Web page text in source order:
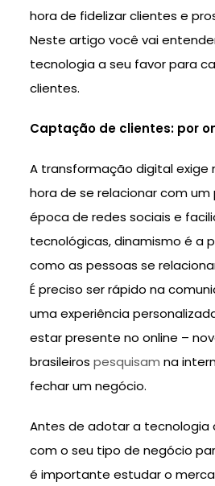
hora de fidelizar clientes e
Neste artigo você vai
tecnologia a seu favor para
clientes.
Captação de clientes: por
A transformação digital exige
hora de se relacionar com um
época de redes sociais e
tecnológicas, dinamismo é a
como as pessoas se
É preciso ser rápido na
uma experiência
estar presente no online –
brasileirospesquisam na
fechar um negócio.
Antes de adotar a tecnologia
com o seu tipo de negócio
é importante estudar o